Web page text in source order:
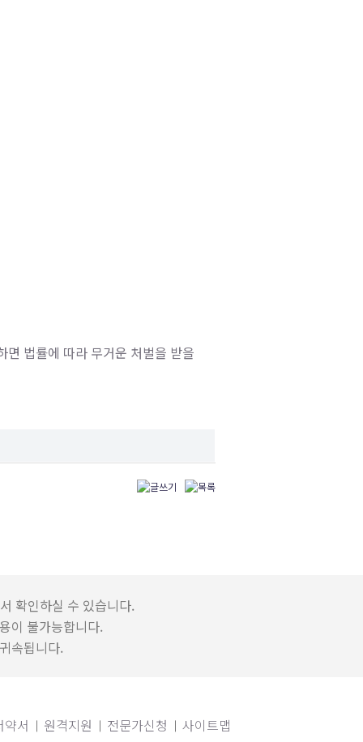
법률에 따라 무거운 처벌을 받을
확인하실 수 있습니다.
이 불가능합니다.
속됩니다.
약서 원격지원 전문가신청 사이트맵